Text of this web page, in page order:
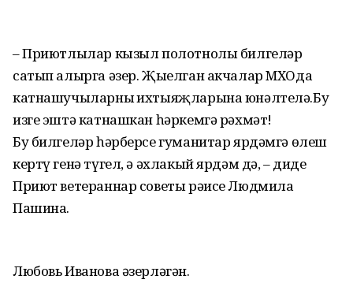
– Приютлылар кызыл полотнолы билгеләр
сатып алырга әзер. Җыелган акчалар MХOда
катнашучыларның ихтыяҗларына юнәлтелә.Бу
изге эштә катнашкан һәркемгә рәхмәт!
Бу билгеләр һәрберсе гуманитар ярдәмгә өлеш
кертү генә түгел, ә әхлакый ярдәм дә, – диде
Приют ветераннар советы рәисе Людмила
Пашина.
Любовь Иванова әзерләгән.